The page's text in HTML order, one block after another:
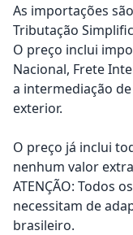
As importações
Tributação
O preço inclui
Nacional, Frete
a intermediação
exterior.
O preço já inclui
nenhum valor
ATENÇÃO: Todos
necessitam de
brasileiro.